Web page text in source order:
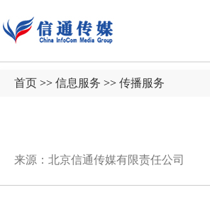
首页 >> 信息服务 >> 传播服务
来源：北京信通传媒有限责任公司